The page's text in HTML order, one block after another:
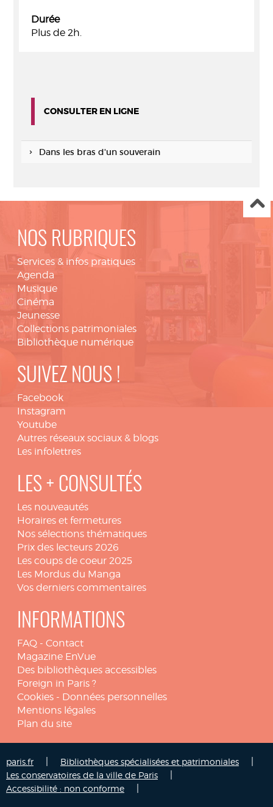
Durée
Plus de 2h.
CONSULTER EN LIGNE
Dans les bras d'un souverain
NOS RUBRIQUES
Services & infos pratiques
Agenda
Musique
Cinéma
Jeunesse
Collections patrimoniales
Bibliothèque numérique
SUIVEZ NOUS !
Facebook
Instagram
Youtube
Autres réseaux sociaux & blogs
Les infolettres
LES + CONSULTÉS
Les nouveautés
Horaires et fermetures
Nos sélections thématiques
Prix des lecteurs 2026
Les coups de coeur 2025
Les Mordus du Manga
Vos derniers commentaires
INFORMATIONS
FAQ - Contact
Magazine EnVue
Des bibliothèques accessibles
Foreign in Paris ?
Cookies - Données personnelles
Mentions légales
Plan du site
paris.fr Bibliothèques spécialisées et patrimoniales
Les conservatoires de la ville de Paris
Accessibilité : non conforme